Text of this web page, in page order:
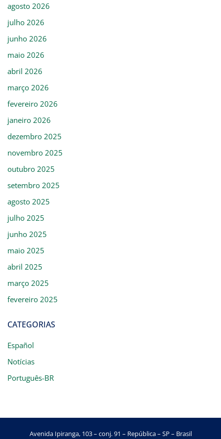
agosto 2026
julho 2026
junho 2026
maio 2026
abril 2026
março 2026
fevereiro 2026
janeiro 2026
dezembro 2025
novembro 2025
outubro 2025
setembro 2025
agosto 2025
julho 2025
junho 2025
maio 2025
abril 2025
março 2025
fevereiro 2025
CATEGORIAS
Español
Notícias
Português-BR
Avenida Ipiranga, 103 – conj. 91 – República – SP – Brasil